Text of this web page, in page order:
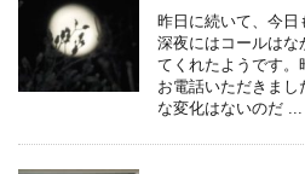
昨日に続いて、今日
深夜にはコールはな
てくれたようです。
お電話いただきまし
な変化はないのだ ...